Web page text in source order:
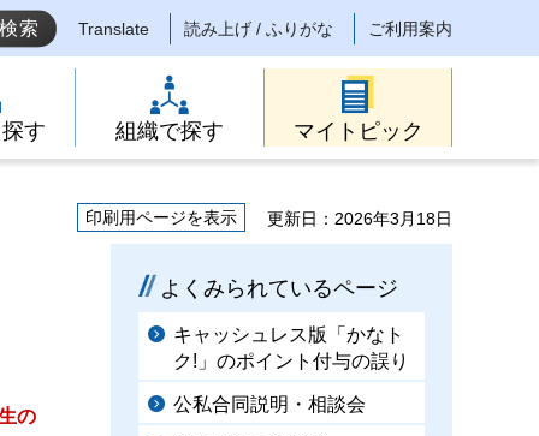
Translate 読み上げ / ふりがな ご利用案内
す 組織で探す マイトピック
印刷用ページを表示 更新日：2026年3月18日
の
よくみられているページ
キャッシュレス版「かなト
ク!」のポイント付与の誤り
公私合同説明・相談会